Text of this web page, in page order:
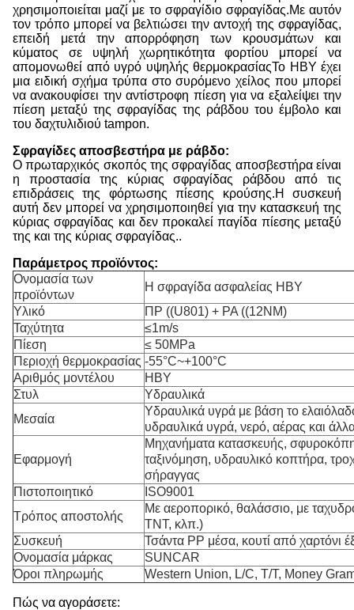
χρησιμοποιείται μαζί με το σφραγίδιο σφραγίδας.Με αυτόν
τον τρόπο μπορεί να βελτιώσει την αντοχή της σφραγίδας,
επειδή μετά την απορρόφηση των κρουσμάτων και
κύματος σε υψηλή χωρητικότητα φορτίου μπορεί να
απομονωθεί από υγρό υψηλής θερμοκρασίαςΤο HBY έχει
μια ειδική σχήμα τρύπα στο συρόμενο χείλος που μπορεί
να ανακουφίσει την αντίστροφη πίεση για να εξαλείψει την
πίεση μεταξύ της σφραγίδας της ράβδου του έμβολο και
του δαχτυλιδιού tampon.
Σφραγίδες αποσβεστήρα με ράβδο:
Ο πρωταρχικός σκοπός της σφραγίδας αποσβεστήρα είναι
η προστασία της κύριας σφραγίδας ράβδου από τις
επιδράσεις της φόρτωσης πίεσης κρούσης.Η συσκευή
αυτή δεν μπορεί να χρησιμοποιηθεί για την κατασκευή της
κύριας σφραγίδας και δεν προκαλεί παγίδα πίεσης μεταξύ
της και της κύριας σφραγίδας..
Παράμετρος προϊόντος:
Ονομασία των
προϊόντων
Η σφραγίδα ασφαλείας HBY
Υλικό
ΠΡ ((U801) + PA ((12NM)
Ταχύτητα
≤1m/s
Πίεση
≤ 50MPa
Περιοχή θερμοκρασίας -55°C~+100°C
Αριθμός μοντέλου
HBY
Στυλ
Υδραυλικά
Μεσαία
Υδραυλικά υγρά με βάση το
υδραυλικά υγρά, νερό, αέρας και
Εφαρμογή
Μηχανήματα κατασκευής,
ταξινόμηση, υδραυλικό κοπτήρα,
σήραγγας
Πιστοποιητικό
ISO9001
Τρόπος αποστολής
Με αεροπορικό, θαλάσσιο, με
TNT, κλπ.)
Συσκευή
Τσάντα PP μέσα, κουτί από χαρτόνι
Ονομασία μάρκας
SUNCAR
Όροι πληρωμής
Western Union, L/C, T/T, Money
Πώς να αγοράσετε: